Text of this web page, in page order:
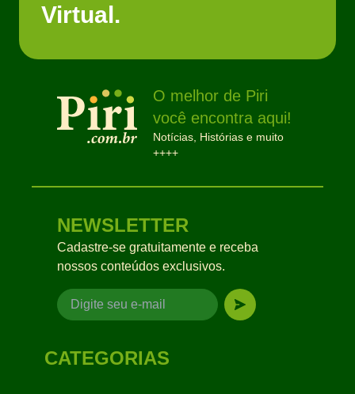
Virtual.
O melhor de Piri
você encontra aqui!
Notícias, Histórias e muito
++++
NEWSLETTER
Cadastre-se gratuitamente e receba
nossos conteúdos exclusivos.
CATEGORIAS